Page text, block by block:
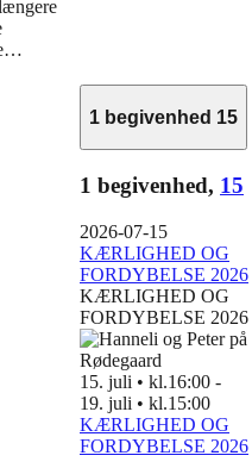
1 begivenhed 15
1 begivenhed, 15
2026-07-15
KÆRLIGHED OG
FORDYBELSE 2026
KÆRLIGHED OG
FORDYBELSE 2026
15. juli • kl.16:00 -
19. juli • kl.15:00
KÆRLIGHED OG
FORDYBELSE 2026